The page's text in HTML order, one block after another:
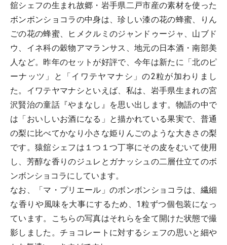
舘シェフの生まれ故郷・岩手県二戸市産の素材を使った
ボンボンショコラの中身は、珍しい漆の花の蜂蜜、りん
ごの花の蜂蜜、ヒメクルミのジャンドゥージャ、山ブド
ウ、イネ科の穀物アマランサス、地元の日本酒・南部美
人など。昨年のセットが好評で、今年は新たに「北のピ
ーナッツ」と「イワテヤマナシ」の2粒が加わりまし
た。イワテヤマナシといえば、私は、岩手県生まれの宮
沢賢治の童話『やまなし』を思い出します。物語の中で
は「おいしいお酒になる」と描かれている果実で、普通
の梨に比べてかなり小さな姫りんごのような大きさの梨
です。猿舘シェフは１つ１つ丁寧にその皮をむいて使用
し、芳醇な香りのジュレとガナッシュの二層仕立てのボ
ンボンショコラにしています。
なお、「マ・プリエール」のボンボンショコラは、繊細
な香りや風味を大事にするため、1粒ずつ個包装になっ
ています。こちらの写真はそれらを全て開けた状態で撮
影しました。チョコレートに対するシェフの思いと細や